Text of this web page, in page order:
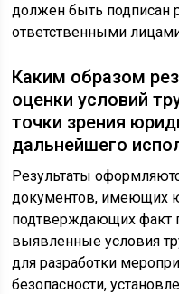
должен быть подписан
ответственными
Каким образом
оценки условий
точки зрения
дальнейшего
Результаты
документов, имеющих
подтверждающих факт
выявленные условия
для разработки
безопасности,